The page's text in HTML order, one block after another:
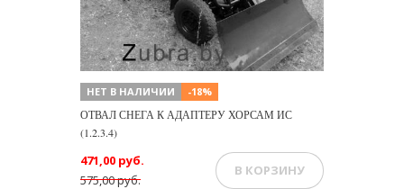
НЕТ В НАЛИЧИИ -18%
ОТВАЛ СНЕГА К АДАПТЕРУ ХОРСАМ ИС
(1.2.3.4)
575,00 руб.
471,00 руб.
В КОРЗИНУ